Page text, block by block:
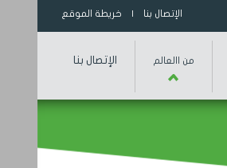
الإتصال بنا | خريطة الموقع
من االعالم الإتصال بنا